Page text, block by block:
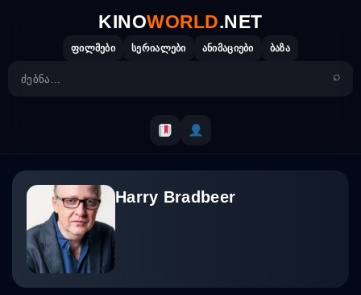
KINOWORLD.NET
ფილმები სერიალები ანიმაციები ბაზა
Harry Bradbeer